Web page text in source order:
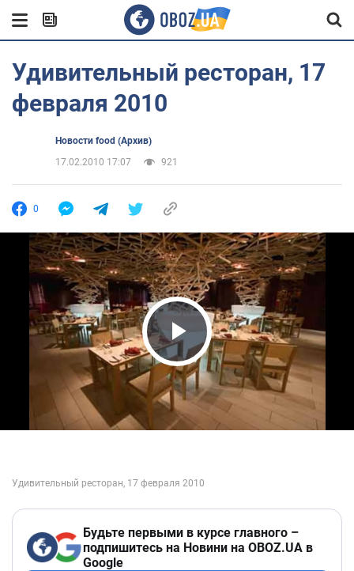
Удивительный ресторан, 17
февраля 2010
Новости food (Архив)
17.02.2010 17:07
921
0
Play Video
Будьте первыми в курсе главного –
подпишитесь на Новини на OBOZ.UA в
Google